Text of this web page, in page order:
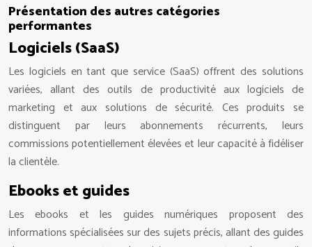
Présentation des autres catégories
performantes
Logiciels (SaaS)
Les logiciels en tant que service (SaaS) offrent des solutions
variées, allant des outils de productivité aux logiciels de
marketing et aux solutions de sécurité. Ces produits se
distinguent par leurs abonnements récurrents, leurs
commissions potentiellement élevées et leur capacité à fidéliser
la clientèle.
Ebooks et guides
Les ebooks et les guides numériques proposent des
informations spécialisées sur des sujets précis, allant des guides